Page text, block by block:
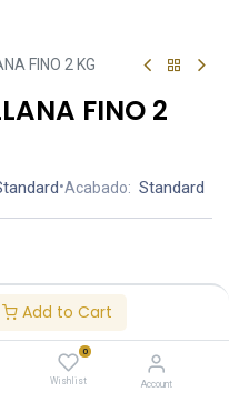
Add to Cart
0
Wishlist Account
FINO 2 KG
FINO 2
•Acabado: Standard